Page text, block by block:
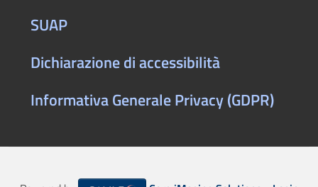
SUAP
Dichiarazione di accessibilità
Informativa Generale Privacy (GDPR)